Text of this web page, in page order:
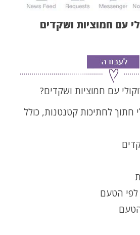
עם חמוציות ושקדים
עם חמוציות ושקדים?
חתוך לחתיכות קטנטנות, כולל
הטעם
הטעם